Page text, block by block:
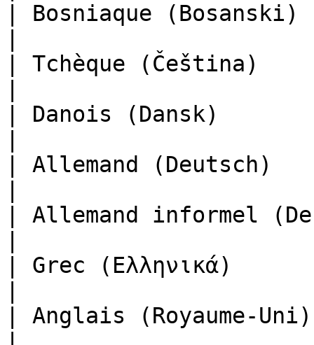
| Bosniaque (Bosanski)
| Tchèque (Čeština)
| Danois (Dansk)
| Allemand (Deutsch)
| Allemand informel
| Grec (Ελληνικά)
| Anglais (Royaume-Uni)